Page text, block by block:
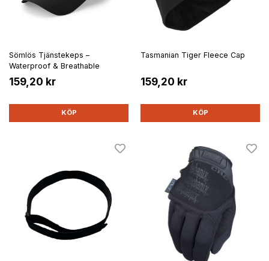
Sömlös Tjänstekeps –
Waterproof & Breathable
159,20 kr
KÖP
Tasmanian Tiger Fleece Cap
159,20 kr
KÖP